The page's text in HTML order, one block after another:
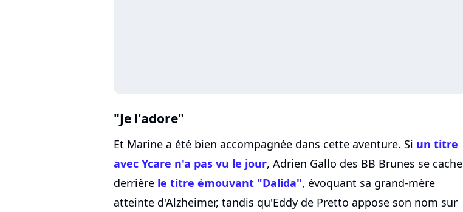
"Je l'adore"
Et Marine a été bien accompagnée dans cette aventure. Si un titre
avec Ycare n'a pas vu le jour, Adrien Gallo des BB Brunes se cache
derrière le titre émouvant "Dalida", évoquant sa grand-mère
atteinte d'Alzheimer, tandis qu'Eddy de Pretto appose son nom sur